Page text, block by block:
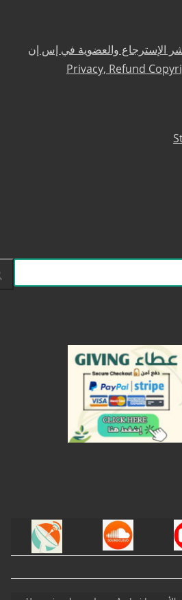
الإسترجاع والعضوية في إس إن
Privacy, Refund